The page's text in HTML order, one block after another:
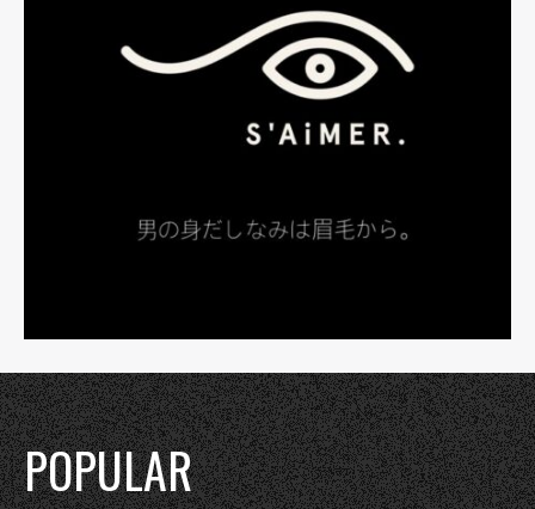
POPULAR